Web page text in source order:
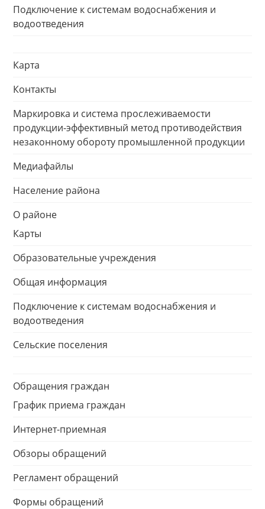
Подключение к системам водоснабжения и
водоотведения
Карта
Контакты
Маркировка и система прослеживаемости
продукции-эффективный метод противодействия
незаконному обороту промышленной продукции
Медиафайлы
Население района
О районе
Карты
Образовательные учреждения
Общая информация
Подключение к системам водоснабжения и
водоотведения
Сельские поселения
Обращения граждан
График приема граждан
Интернет-приемная
Обзоры обращений
Регламент обращений
Формы обращений